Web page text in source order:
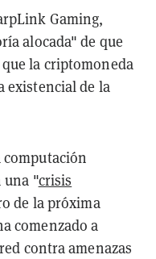
Gaming,
alocada" de que
la criptomoneda
existencial de la
computación
una "crisis
de la próxima
comenzado a
contra amenazas